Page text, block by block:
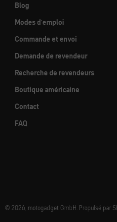
Blog
Modes d'emploi
Commande et envoi
Demande de revendeur
Recherche de revendeurs
Boutique américaine
Contact
FAQ
© 2026, motogadget GmbH. Propulsé par